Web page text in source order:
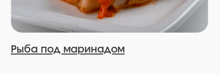
Нарежьте лук, сельдерей, морковь
соломкой и обжарьте на масле до полной